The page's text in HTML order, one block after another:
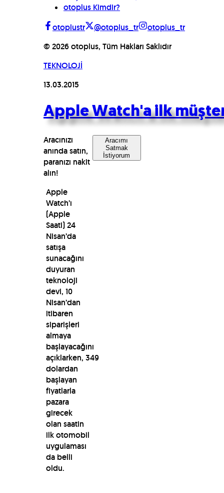
otoplus Kimdir?
otoplustr
@otoplus_tr
otoplus_tr
© 2026 otoplus, Tüm Hakları Saklıdır
TEKNOLOJİ
13.03.2015
Apple Watch'a ilk
Aracınızı
anında satın,
paranızı nakit
alın!
Aracımı
Satmak
İstiyorum
Apple
Watch’ı
(Apple
Saati) 24
Nisan’da
satışa
sunacağını
duyuran
teknoloji
devi, 10
Nisan’dan
itibaren
siparişleri
almaya
başlayacağını
açıklarken, 349
dolardan
başlayan
fiyatlarla
pazara
girecek
olan saatin
ilk otomobil
uygulaması
da belli
oldu.